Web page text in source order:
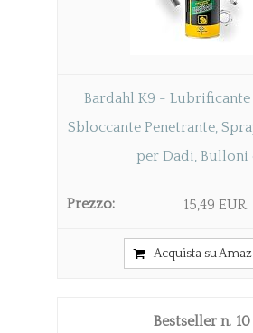
Bardahl K9 -
Sbloccante Penetrante,
per Dadi, Bulloni
15,49 EUR
Acquista su
10